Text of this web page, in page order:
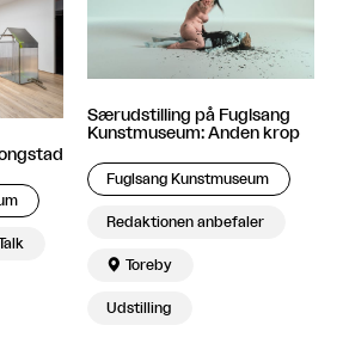
Særudstilling på Fuglsang
Kunstmuseum: Anden krop
Fuglsang Kunstmuseum
Redaktionen anbefaler
 Toreby
Udstilling